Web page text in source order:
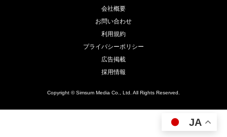
会社概要
お問い合わせ
利用規約
プライバシーポリシー
広告掲載
採用情報
Copyright © Simsum Media Co., Ltd. All Rights Reserved.
JA